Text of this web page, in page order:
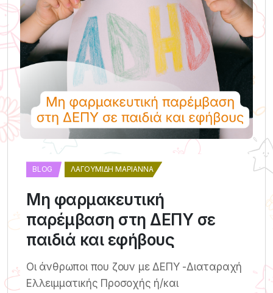
BLOG ΛΑΓΟΥΜΊΔΗ ΜΑΡΙΆΝΝΑ
Μη φαρμακευτική
παρέμβαση στη ΔΕΠΥ σε
παιδιά και εφήβους
Οι άνθρωποι που ζουν με ΔΕΠΥ -Διαταραχή
Ελλειμματικής Προσοχής ή/και